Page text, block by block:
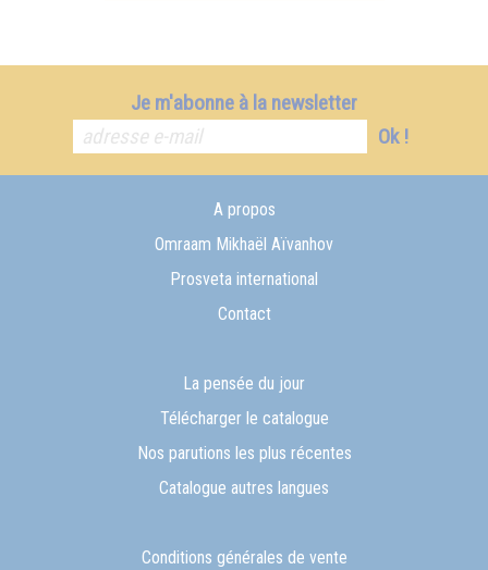
Je m'abonne à la newsletter
Ok !
A propos
Omraam Mikhaël Aïvanhov
Prosveta international
Contact
La pensée du jour
Télécharger le catalogue
Nos parutions les plus récentes
Catalogue autres langues
Conditions générales de vente